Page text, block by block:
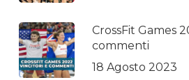
CrossFit Games
commenti
18 Agosto 2023